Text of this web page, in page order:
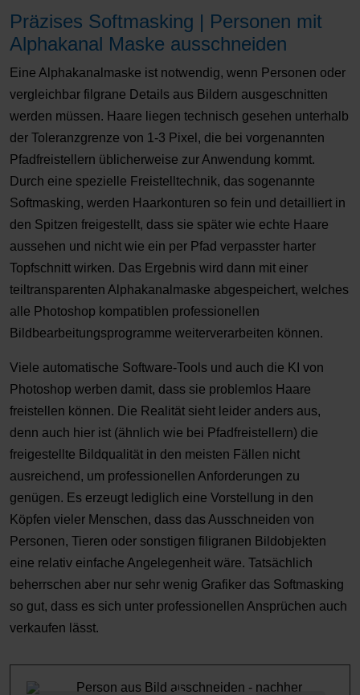
Präzises Softmasking | Personen mit
Alphakanal Maske ausschneiden
Eine Alphakanalmaske ist notwendig, wenn Personen oder
vergleichbar filgrane Details aus Bildern ausgeschnitten
werden müssen. Haare liegen technisch gesehen unterhalb
der Toleranzgrenze von 1-3 Pixel, die bei vorgenannten
Pfadfreistellern üblicherweise zur Anwendung kommt.
Durch eine spezielle Freistelltechnik, das sogenannte
Softmasking, werden Haarkonturen so fein und detailliert in
den Spitzen freigestellt, dass sie später wie echte Haare
aussehen und nicht wie ein per Pfad verpasster harter
Topfschnitt wirken. Das Ergebnis wird dann mit einer
teiltransparenten Alphakanalmaske abgespeichert, welches
alle Photoshop kompatiblen professionellen
Bildbearbeitungsprogramme weiterverarbeiten können.
Viele automatische Software-Tools und auch die KI von
Photoshop werben damit, dass sie problemlos Haare
freistellen können. Die Realität sieht leider anders aus,
denn auch hier ist (ähnlich wie bei Pfadfreistellern) die
freigestellte Bildqualität in den meisten Fällen nicht
ausreichend, um professionellen Anforderungen zu
genügen. Es erzeugt lediglich eine Vorstellung in den
Köpfen vieler Menschen, dass das Ausschneiden von
Personen, Tieren oder sonstigen filigranen Bildobjekten
eine relativ einfache Angelegenheit wäre. Tatsächlich
beherrschen aber nur sehr wenig Grafiker das Softmasking
so gut, dass es sich unter professionellen Ansprüchen auch
verkaufen lässt.